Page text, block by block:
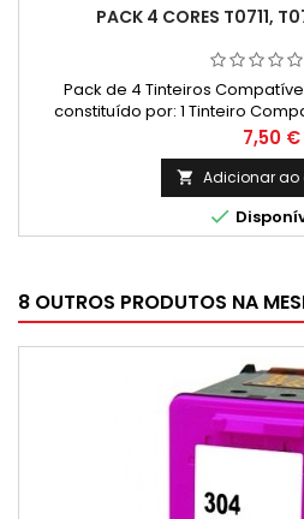
PACK 4 CORES T0711,
Pack de 4 Tinteiros
constituído por: 1 Tinteiro
Tinteiro Compatível Epson T0712
Epson T0713 Magenta 1 Tinteiro
Amarelo
Preço
7,50 €
 Adicionar ao

8 OUTROS PRODUTOS NA